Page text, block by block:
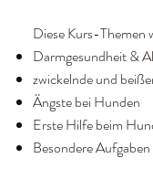
Diese Kurs-Themen
Darmgesundheit &
zwickelnde und
Ängste bei Hunden
Erste Hilfe beim
Besondere